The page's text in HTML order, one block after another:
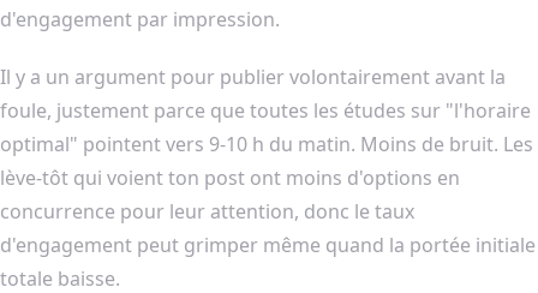
d'engagement par impression.
Il y a un argument pour publier volontairement avant la
foule, justement parce que toutes les études sur "l'horaire
optimal" pointent vers 9-10 h du matin. Moins de bruit. Les
lève-tôt qui voient ton post ont moins d'options en
concurrence pour leur attention, donc le taux
d'engagement peut grimper même quand la portée initiale
totale baisse.